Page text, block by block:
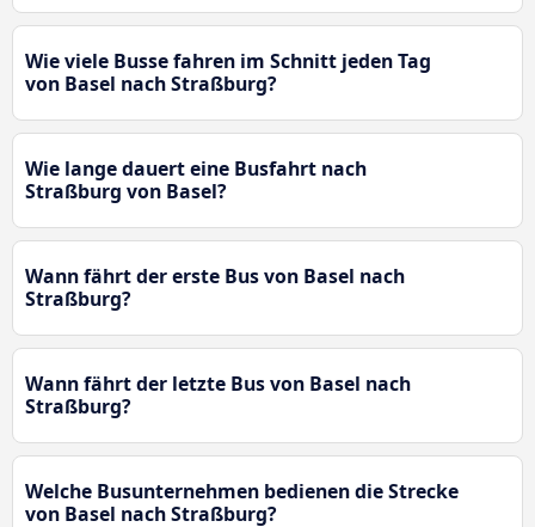
Wie viele Busse fahren im Schnitt jeden Tag
von Basel nach Straßburg?
Wie lange dauert eine Busfahrt nach
Straßburg von Basel?
Wann fährt der erste Bus von Basel nach
Straßburg?
Wann fährt der letzte Bus von Basel nach
Straßburg?
Welche Busunternehmen bedienen die Strecke
von Basel nach Straßburg?